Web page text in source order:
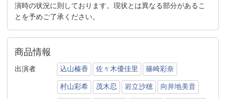
演時の状況に則しております。現状とは異なる部分があるこ
とを予めご了承ください。
商品情報
出演者 込山榛香 佐々木優佳里 篠崎彩奈
村山彩希 茂木忍 岩立沙穂 向井地美音